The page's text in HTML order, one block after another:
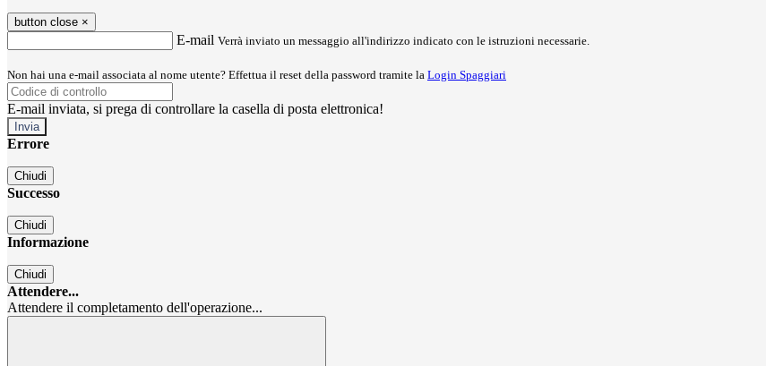
button close ×
E-mail Verrà inviato un messaggio all'indirizzo indicato con le istruzioni necessarie.
Non hai una e-mail associata al nome utente? Effettua il reset della password tramite la Login Spaggiari
E-mail inviata, si prega di controllare la casella di posta elettronica!
Errore
Chiudi
Successo
Chiudi
Informazione
Chiudi
Attendere...
Attendere il completamento dell'operazione...